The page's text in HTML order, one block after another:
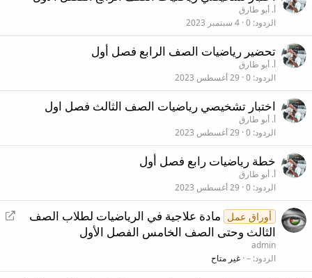
أ. أبو طارق
الردود 0 4 سبتمبر 2023
تحضير رياضيات الصف الرابع فصل أول
أ. أبو طارق
الردود 0 29 أغسطس 2023
اختبار تشخيصي رياضيات الصف الثالث فصل اول
أ. أبو طارق
الردود 0 29 أغسطس 2023
خطة رياضيات رابع فصل أول
أ. أبو طارق
الردود 0 29 أغسطس 2023
إ
أوراق عمل مادة علاجية في الرياضيات لطلاب الصف
الثالث وحتى الصف الخامس الفصل الأول
admin
الردود – غير متاح